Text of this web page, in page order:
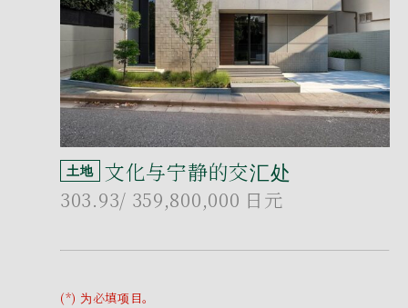
土地 文化与宁静的交汇处
303.93/ 359,800,000 日元
(*) 为必填项目。